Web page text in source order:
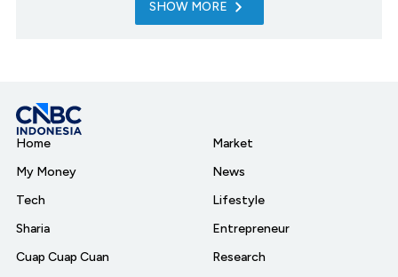
SHOW MORE
Home
My Money
Tech
Sharia
Cuap Cuap Cuan
Market
News
Lifestyle
Entrepreneur
Research